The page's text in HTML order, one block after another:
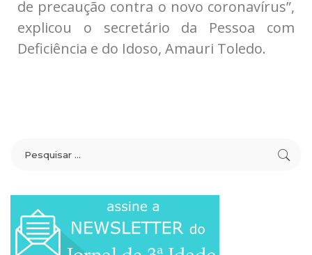
de precaução contra o novo coronavírus”,
explicou o secretário da Pessoa com
Deficiência e do Idoso, Amauri Toledo.